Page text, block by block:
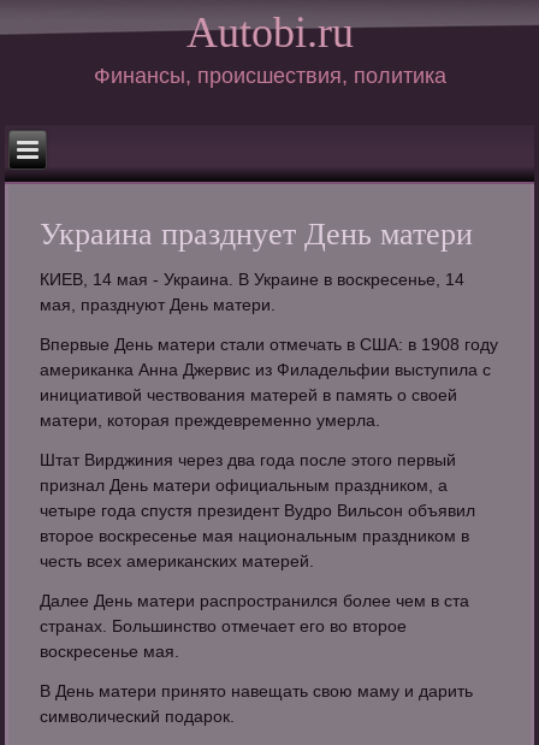
Autobi.ru
Финансы, происшествия, политика
Украина празднует День матери
КИЕВ, 14 мая - Украина. В Украине в воскресенье, 14
мая, празднуют День матери.
Впервые День матери стали отмечать в США: в 1908 году
американка Анна Джервис из Филадельфии выступила с
инициативой чествования матерей в память о своей
матери, которая преждевременно умерла.
Штат Вирджиния через два года после этого первый
признал День матери официальным праздником, а
четыре года спустя президент Вудро Вильсон объявил
второе воскресенье мая национальным праздником в
честь всех американских матерей.
Далее День матери распространился более чем в ста
странах. Большинство отмечает его во второе
воскресенье мая.
В День матери принято навещать свою маму и дарить
символический подарок.